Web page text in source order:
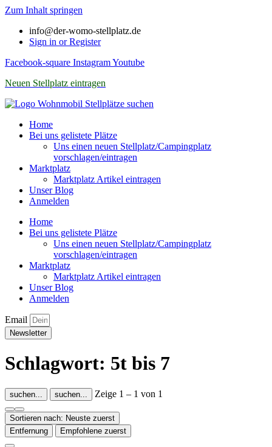
Zum Inhalt springen
info@der-womo-stellplatz.de
Sign in or Register
Facebook-square InstagramYoutube
Neuen Stellplatz eintragen
Home
Bei uns gelistete Plätze
Uns einen neuen Stellplatz/Campingplatz
vorschlagen/eintragen
Marktplatz
Marktplatz Artikel eintragen
Unser Blog
Anmelden
Home
Bei uns gelistete Plätze
Uns einen neuen Stellplatz/Campingplatz
vorschlagen/eintragen
Marktplatz
Marktplatz Artikel eintragen
Unser Blog
Anmelden
Email
Newsletter
Schlagwort: 5t bis 7
suchen... suchen... Zeige 1 – 1 von 1
Sortieren nach: Neuste zuerst
Entfernung
Empfohlene zuerst